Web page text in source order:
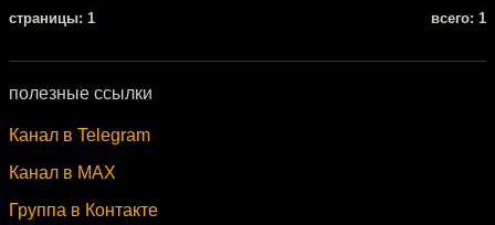
cтраницы: 1 всего: 1
полезные ссылки
Канал в Telegram
Канал в MAX
Группа в Контакте